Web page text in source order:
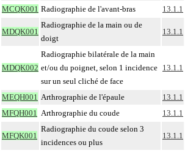
MCQK001 Radiographie de l'avant-bras 13.1.1
MDQK001
Radiographie de la main ou de
doigt
13.1.1
MDQK002
Radiographie bilatérale de la main
et/ou du poignet, selon 1 incidence
sur un seul cliché de face
13.1.1
MEQH001 Arthrographie de l'épaule 13.1.1
MFQH001 Arthrographie du coude 13.1.1
MFQK001
Radiographie du coude selon 3
incidences ou plus
13.1.1